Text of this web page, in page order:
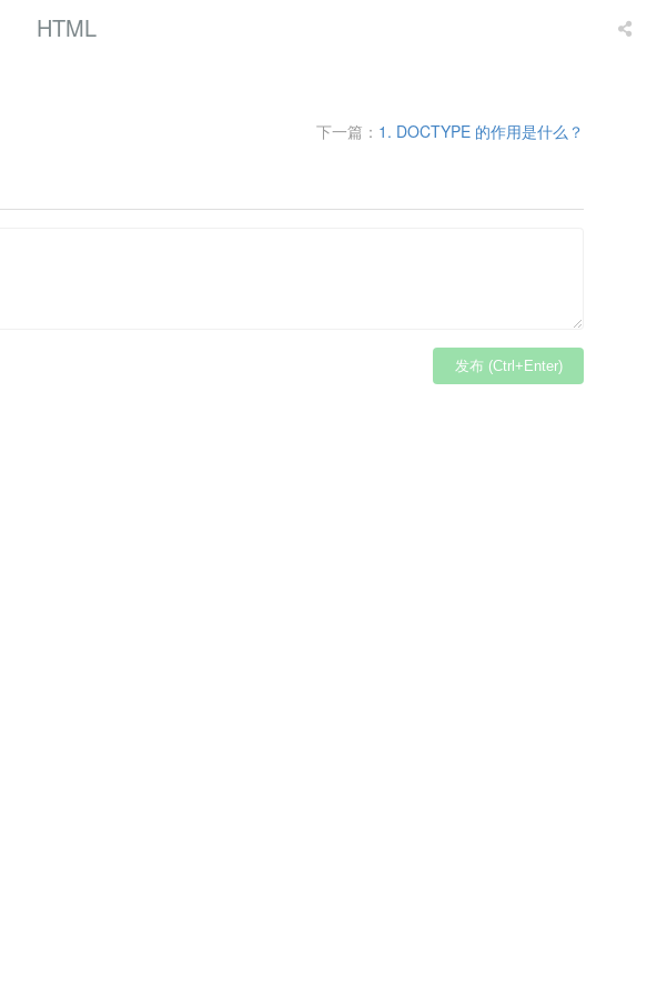
HTML
下一篇： 1. DOCTYPE 的作用是什么？
发布 (Ctrl+Enter)